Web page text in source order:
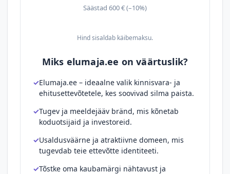
Säästad 600 € (–10%)
Hind sisaldab käibemaksu.
Miks elumaja.ee on väärtuslik?
Elumaja.ee – ideaalne valik kinnisvara- ja
ehitusettevõtetele, kes soovivad silma paista.
Tugev ja meeldejääv bränd, mis kõnetab
koduotsijaid ja investoreid.
Usaldusväärne ja atraktiivne domeen, mis
tugevdab teie ettevõtte identiteeti.
Tõstke oma kaubamärgi nähtavust ja